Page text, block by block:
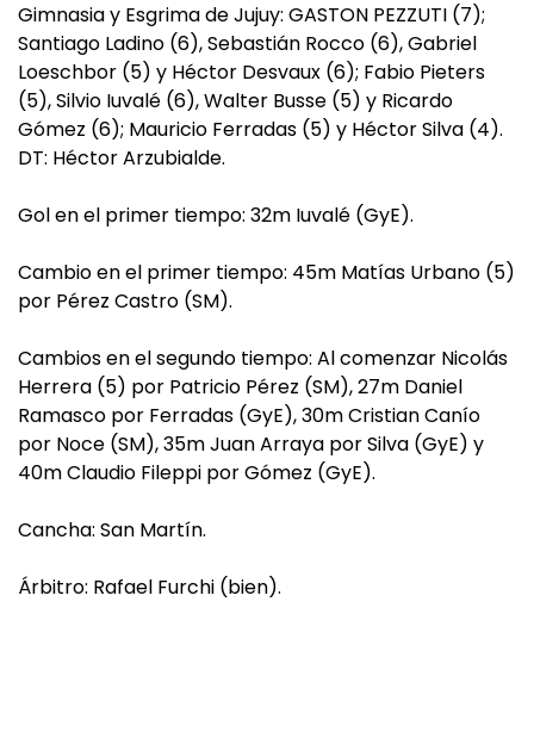
Gimnasia y Esgrima de Jujuy: GASTON PEZZUTI (7);
Santiago Ladino (6), Sebastián Rocco (6), Gabriel
Loeschbor (5) y Héctor Desvaux (6); Fabio Pieters
(5), Silvio Iuvalé (6), Walter Busse (5) y Ricardo
Gómez (6); Mauricio Ferradas (5) y Héctor Silva (4).
DT: Héctor Arzubialde.
Gol en el primer tiempo: 32m Iuvalé (GyE).
Cambio en el primer tiempo: 45m Matías Urbano (5)
por Pérez Castro (SM).
Cambios en el segundo tiempo: Al comenzar Nicolás
Herrera (5) por Patricio Pérez (SM), 27m Daniel
Ramasco por Ferradas (GyE), 30m Cristian Canío
por Noce (SM), 35m Juan Arraya por Silva (GyE) y
40m Claudio Fileppi por Gómez (GyE).
Cancha: San Martín.
Árbitro: Rafael Furchi (bien).